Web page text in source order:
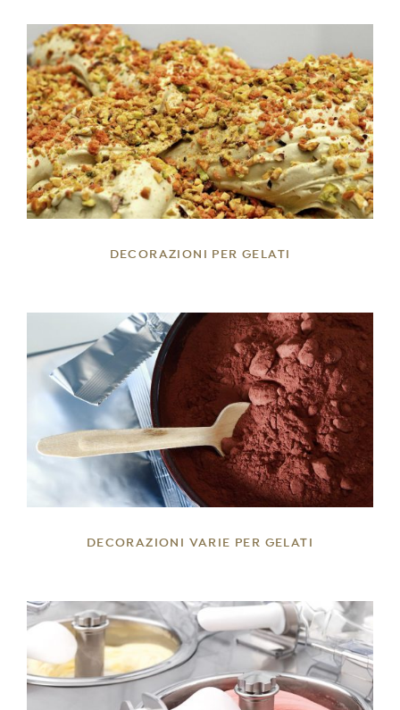
DETTAGLI
DECORAZIONI PER GELATI
DETTAGLI
DECORAZIONI VARIE PER GELATI
DETTAGLI